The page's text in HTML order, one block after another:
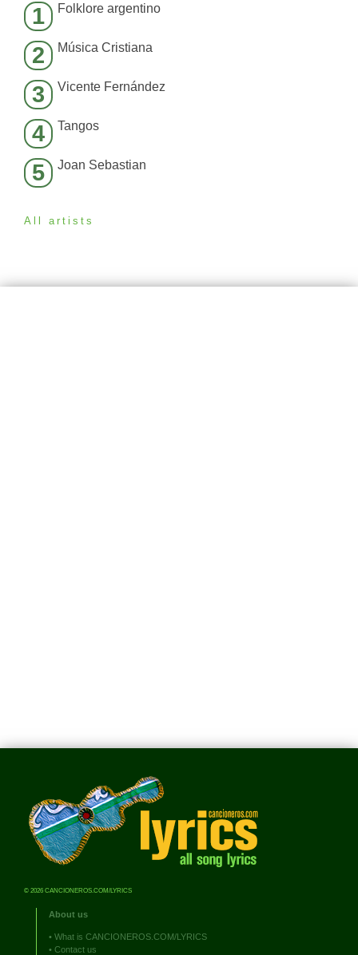
1 Folklore argentino
2 Música Cristiana
3 Vicente Fernández
4 Tangos
5 Joan Sebastian
All artists
© 2026 CANCIONEROS.COM/LYRICS
About us
• What is CANCIONEROS.COM/LYRICS
• Contact us